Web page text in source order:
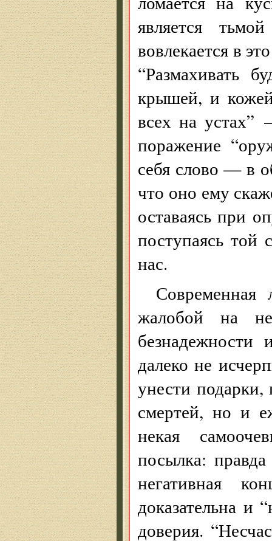
является
вовлекается в
“Размахивать
крышей, и
всех на устах”
поражение
себя слово — в
что оно ему
оставаясь при
поступаясь той
нас.
Современная
жалобой на
далеко не
унести
смертей, но и
некая
посылка:
негативная
доказательна и
доверия.